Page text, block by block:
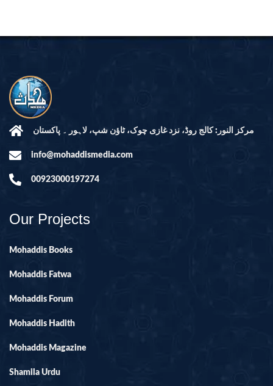
مرکز النور: کالج روڈ، نزد غازی چوک، ٹاؤن شپ، لاہور ۔ پاکستان
info@mohaddismedia.com
00923000197274
Our Projects
Mohaddis Books
Mohaddis Fatwa
Mohaddis Forum
Mohaddis Hadith
Mohaddis Magazine
Shamila Urdu